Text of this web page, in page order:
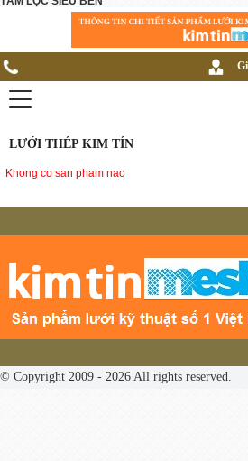
LƯỚI THÉP KIM TÍN
Khong co san pham nao
© Copyright 2009 - 2026 All rights reserved.